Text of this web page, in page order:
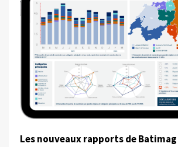
Les nouveaux rapports de Batimag